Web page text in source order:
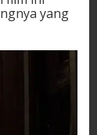
yang